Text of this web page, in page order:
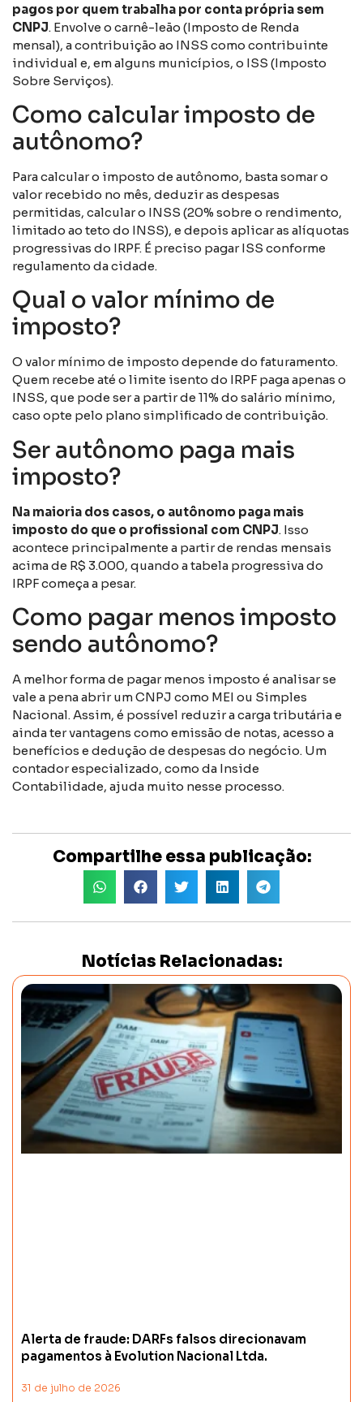
pagos por quem trabalha por conta própria sem
CNPJ. Envolve o carnê-leão (Imposto de Renda
mensal), a contribuição ao INSS como contribuinte
individual e, em alguns municípios, o ISS (Imposto
Sobre Serviços).
Como calcular imposto de
autônomo?
Para calcular o imposto de autônomo, basta somar o
valor recebido no mês, deduzir as despesas
permitidas, calcular o INSS (20% sobre o rendimento,
limitado ao teto do INSS), e depois aplicar as alíquotas
progressivas do IRPF. É preciso pagar ISS conforme
regulamento da cidade.
Qual o valor mínimo de
imposto?
O valor mínimo de imposto depende do faturamento.
Quem recebe até o limite isento do IRPF paga apenas o
INSS, que pode ser a partir de 11% do salário mínimo,
caso opte pelo plano simplificado de contribuição.
Ser autônomo paga mais
imposto?
Na maioria dos casos, o autônomo paga mais
imposto do que o profissional com CNPJ. Isso
acontece principalmente a partir de rendas mensais
acima de R$ 3.000, quando a tabela progressiva do
IRPF começa a pesar.
Como pagar menos imposto
sendo autônomo?
A melhor forma de pagar menos imposto é analisar se
vale a pena abrir um CNPJ como MEI ou Simples
Nacional. Assim, é possível reduzir a carga tributária e
ainda ter vantagens como emissão de notas, acesso a
benefícios e dedução de despesas do negócio. Um
contador especializado, como da Inside
Contabilidade, ajuda muito nesse processo.
Compartilhe essa publicação:
Notícias Relacionadas:
Alerta de fraude: DARFs falsos direcionavam
pagamentos à Evolution Nacional Ltda.
31 de julho de 2026